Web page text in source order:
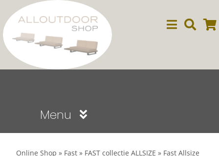
naar
inhoud
Menu
Online Shop » Fast » FAST collectie ALLSIZE » Fast Allsize